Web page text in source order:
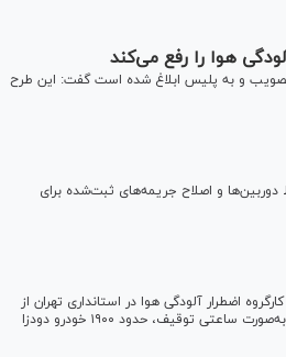
هوا را رفع می‌کند
تصویب و به پلیس ابلاغ شده است گفت: این طرح
و اصلاح جریمه‌های ثبت‌شده برای
اضطرار آلودگی هوا در استانداری تهران از
اجرای پنجمین روز طرح زوج و فرد از درب منزل، گفت: در این مدت ۴۰ هزار خودرو متخلف به‌صورت ساعتی توقیف، حدود ۱۹۰۰ خودرو دودزا